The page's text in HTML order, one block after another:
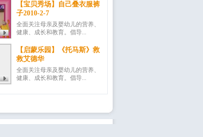
【宝贝秀场】自己叠衣服裤
子2010-2-7
全面关注母亲及婴幼儿的营养、
健康、成长和教育。倡导...
【启蒙乐园】《托马斯》救
救艾德华
全面关注母亲及婴幼儿的营养、
健康、成长和教育。倡导...